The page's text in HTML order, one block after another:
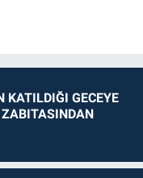
KATILDIĞI GECEYE
ZABITASINDAN